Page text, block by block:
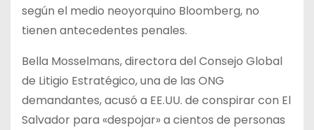
según el medio neoyorquino Bloomberg, no
tienen antecedentes penales.
Bella Mosselmans, directora del Consejo Global
de Litigio Estratégico, una de las ONG
demandantes, acusó a EE.UU. de conspirar con El
Salvador para «despojar» a cientos de personas